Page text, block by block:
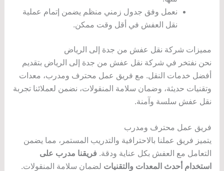
نعمل وفق جدول زمني منظم يضمن إتمام عملية
نقل العفش في أقل وقت ممكن.
مميزات شركة نقل عفش من جدة إلى الرياض
نحن نفتخر في شركة نقل عفش من جدة إلى الرياض بتقديم
أفضل خدمات النقل. مع فريق عمل محترف ومدرب، معدات
وتقنيات حديثة، وضمان سلامة المنقولات، نضمن لعملائنا تجربة
نقل عفش سلسة وآمنة.
فريق عمل محترف ومدرب
يتميز فريق عملنا بالاحترافية والتدريب المستمر، مما يضمن
التعامل مع العفش بكل عناية ودقة. فريقنا مدرب على
استخدام أحدث المعدات والتقنيات لضمان سلامة المنقولات.